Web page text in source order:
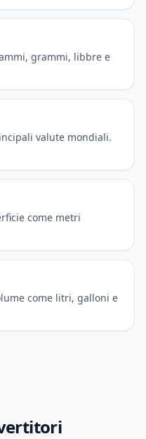
grammi, libbre e
valute mondiali.
come metri
come litri, galloni e